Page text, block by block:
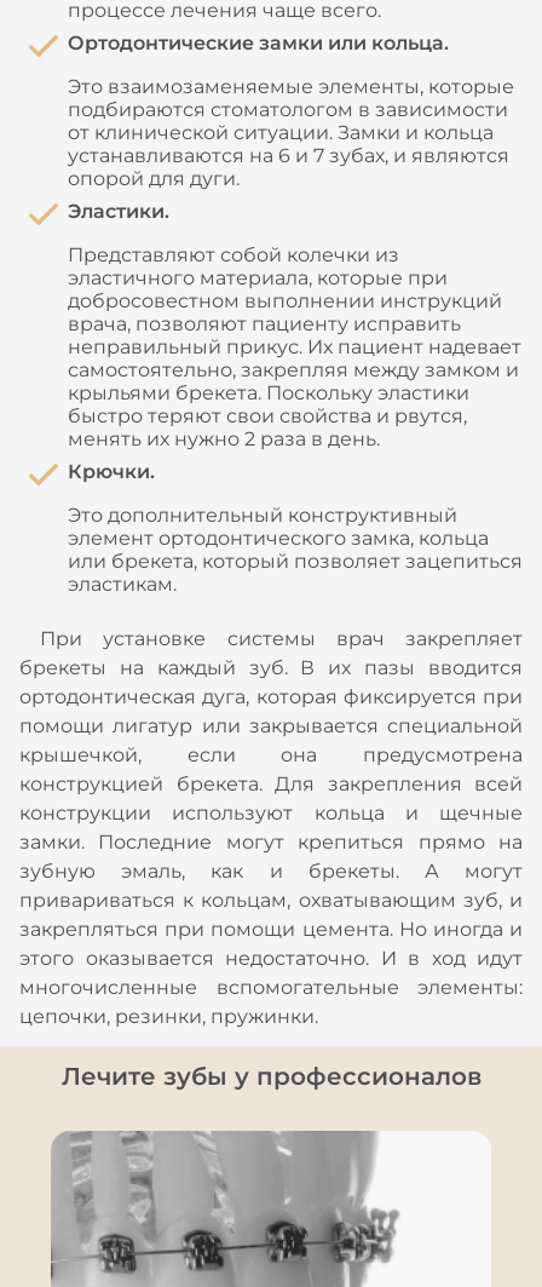
процессе лечения чаще всего.
Ортодонтические замки или кольца.
Это взаимозаменяемые элементы, которые
подбираются стоматологом в зависимости
от клинической ситуации. Замки и кольца
устанавливаются на 6 и 7 зубах, и являются
опорой для дуги.
Эластики.
Представляют собой колечки из
эластичного материала, которые при
добросовестном выполнении инструкций
врача, позволяют пациенту исправить
неправильный прикус. Их пациент надевает
самостоятельно, закрепляя между замком и
крыльями брекета. Поскольку эластики
быстро теряют свои свойства и рвутся,
менять их нужно 2 раза в день.
Крючки.
Это дополнительный конструктивный
элемент ортодонтического замка, кольца
или брекета, который позволяет зацепиться
эластикам.
При установке системы врач закрепляет
брекеты на каждый зуб. В их пазы вводится
ортодонтическая дуга, которая фиксируется при
помощи лигатур или закрывается специальной
крышечкой, если она предусмотрена
конструкцией брекета. Для закрепления всей
конструкции используют кольца и щечные
замки. Последние могут крепиться прямо на
зубную эмаль, как и брекеты. А могут
привариваться к кольцам, охватывающим зуб, и
закрепляться при помощи цемента. Но иногда и
этого оказывается недостаточно. И в ход идут
многочисленные вспомогательные элементы:
цепочки, резинки, пружинки.
Лечите зубы у профессионалов